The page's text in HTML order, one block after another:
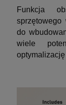
Funkcja
sprzętowego
do
wiele
optymalizację